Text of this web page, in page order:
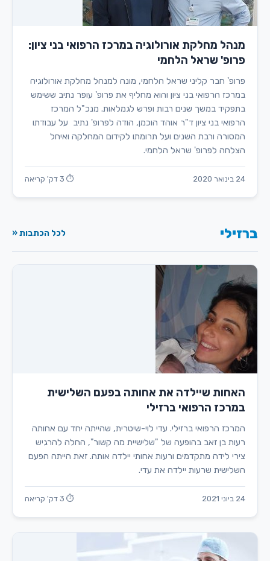
מנהל מחלקת אורולוגיה במרכז הרפואי בני ציון:
פרופ' שראל הלחמי
פרופ' חבר קליני שראל הלחמי, מונה למנהל מחלקת אורולוגיה
במרכז הרפואי בני ציון והוא מחליף את פרופ' עופר נתיב ששימש
בתפקיד במשך שנים רבות ופרש לגמלאות. מנכ"ל המרכז
הרפואי בני ציון ד"ר אוהד הוכמן, הודה לפרופ' נתיב על עבודתו
המסורה ורבת השנים ועל תרומתו לקידום המחלקה ואיחל
הצלחה לפרופ' שראל הלחמי.
24 בינואר 2020 ⏱ 3 דק' קריאה
ברזילי לכל הכתבות «
האחות שיילדה את אחותה בפעם השלישית
במרכז הרפואי ברזילי
המרכז הרפואי ברזילי. עדי לוי-שיטרית, שהייתה יחד עם אחותה
רעות בן זאב בהופעה של "שלישיית מה קשור", החלה להרגיש
צירי לידה מתקדמים ורעות אחותי יילדה אותה. זאת הייתה הפעם
השלישית שרעות יילדה את עדי.
24 ביוני 2021 ⏱ 3 דק' קריאה